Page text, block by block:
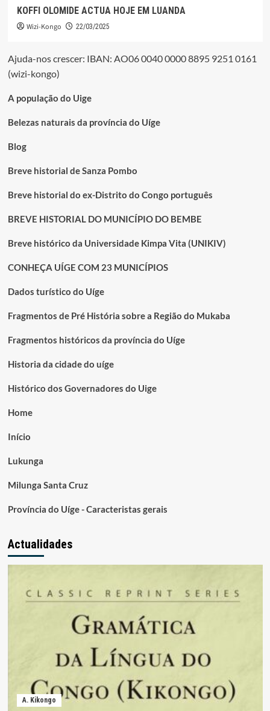
KOFFI OLOMIDE ACTUA HOJE EM LUANDA
Wizi-Kongo 22/03/2025
Ajuda-nos crescer: IBAN: AO06 0040 0000 8895 9251 0161
(wizi-kongo)
A população do Uige
Belezas naturais da província do Uíge
Blog
Breve historial de Sanza Pombo
Breve historial do ex-Distrito do Congo português
BREVE HISTORIAL DO MUNICÍPIO DO BEMBE
Breve histórico da Universidade Kimpa Vita (UNIKIV)
CONHEÇA UÍGE COM 23 MUNICÍPIOS
Dados turístico do Uíge
Fragmentos de Pré História sobre a Região do Mukaba
Fragmentos históricos da província do Uíge
Historia da cidade do uíge
Histórico dos Governadores do Uige
Home
Início
Lukunga
Milunga Santa Cruz
Província do Uíge - Caracteristas gerais
Actualidades
A. Kikongo